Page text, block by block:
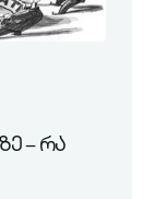
– რა